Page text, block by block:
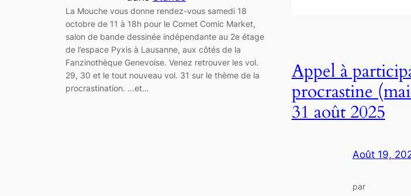
La Mouche vous donne rendez-vous samedi 18
octobre de 11 à 18h pour le Comet Comic Market,
salon de bande dessinée indépendante au 2e étage
de l’espace Pyxis à Lausanne, aux côtés de la
Fanzinothèque Genevoise. Venez retrouver les vol.
29, 30 et le tout nouveau vol. 31 sur le thème de la
procrastination. …et…
Appel à
procrastine
31 août 2025
Août 19,
par